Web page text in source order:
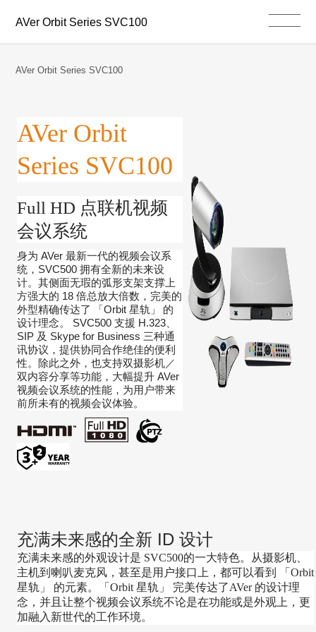
AVer Orbit Series SVC100
AVer Orbit Series SVC100
AVer Orbit
Series SVC100
Full HD 点联机视频
会议系统
身为 AVer最新一代的视频会议系
统， SVC500拥有全新的未来设
计。其侧面无瑕的弧形支架支撑上
方强大的 18倍总放大倍数，完美的
外型精确传达了
「Orbit星轨」
的
设计理念。
SVC500支援 H.323
SIP 及 Skype for Business 三种通
讯协议，提供协同合作绝佳的便利
性。除此之外，也支持双摄影机／
双内容分享等功能，大幅提升 AVer
视频会议系统的性能，为用户带来
前所未有的视频会议体验。
充满未来感的全新 ID设计
充满未来感的外观设计是 SVC500的一大特色。从摄影机、
主机到喇叭麦克风，甚至是用户接口上，都可以看到
「Orbit
星轨」
的元素。「Orbit 星轨」
完美传达了AVer 的设计理
念，并且让整个视频会议系统不论是在功能或是外观上，更
加融入新世代的工作环境。